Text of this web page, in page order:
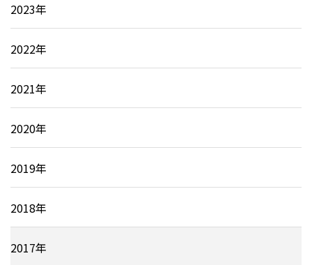
2023年
2022年
2021年
2020年
2019年
2018年
2017年